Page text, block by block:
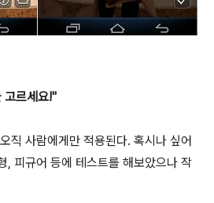
고르세요!"
직 사람에게만 적용된다. 혹시나 싶어
, 피규어 등에 테스트를 해보았으나 작